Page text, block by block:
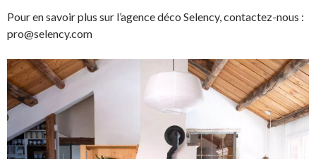
Pour en savoir plus sur l’agence déco Selency, contactez-nous :
pro@selency.com